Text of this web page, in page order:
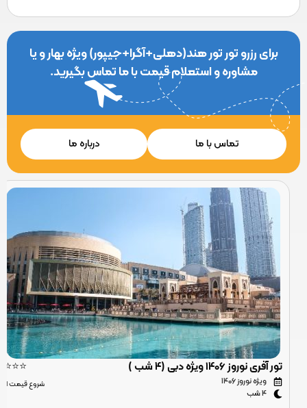
تماس با ما درباره ما
برای رزرو تور تور هند(دهلی+آگرا+جیپور) ویژه بهار و یا
مشاوره و استعلام قیمت با ما تماس بگیرید.
تور آفری نوروز 1406 ویژه دبی (4 شب ) ⭐⭐⭐
ویژه نوروز 1406
4 شب
شروع قیمت از